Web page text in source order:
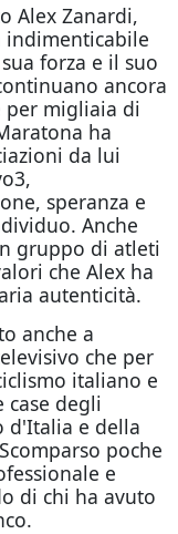
Alex Zanardi,
indimenticabile
forza e il suo
ancora
per migliaia di
ha
da lui
speranza e
Anche
gruppo di atleti
che Alex ha
autenticità.
anche a
che per
italiano e
degli
d'Italia e della
poche
e
di chi ha avuto